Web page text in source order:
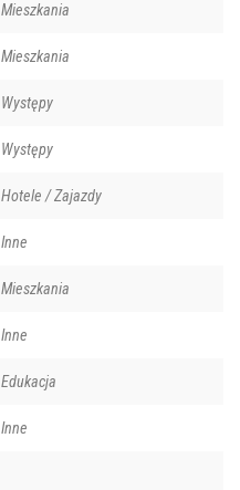
Mieszkania
Mieszkania
Występy
Występy
Hotele / Zajazdy
Inne
Mieszkania
Inne
Edukacja
Inne